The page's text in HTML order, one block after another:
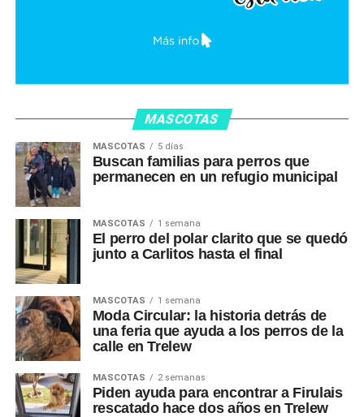
MASCOTAS
MASCOTAS 5 días
Buscan familias para perros que
permanecen en un refugio municipal
MASCOTAS 1 semana
El perro del polar clarito que se quedó
junto a Carlitos hasta el final
MASCOTAS 1 semana
Moda Circular: la historia detrás de
una feria que ayuda a los perros de la
calle en Trelew
MASCOTAS 2 semanas
Piden ayuda para encontrar a Firulais
rescatado hace dos años en Trelew